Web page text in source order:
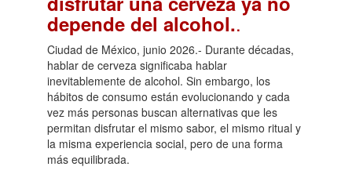
depende del alcohol..
Ciudad de México, junio 2026.- Durante décadas,
hablar de cerveza significaba hablar
inevitablemente de alcohol. Sin embargo, los
hábitos de consumo están evolucionando y cada
vez más personas buscan alternativas que les
permitan disfrutar el mismo sabor, el mismo ritual y
la misma experiencia social, pero de una forma
más equilibrada.